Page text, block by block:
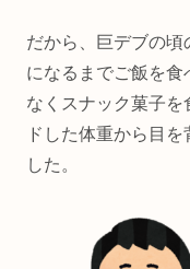
だから、巨デブの
になるまでご飯を食
なくスナック菓子
ドした体重から目
した。